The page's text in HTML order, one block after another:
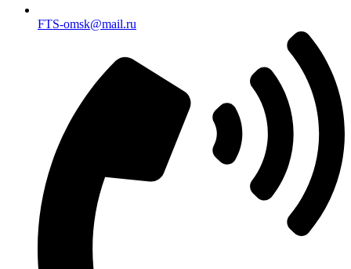
FTS-omsk@mail.ru